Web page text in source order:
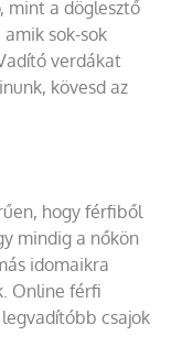
mint a döglesztő
sok-sok
verdákat
kövesd az
hogy férfiből
mindig a nőkön
idomaikra
Online férfi
csajok